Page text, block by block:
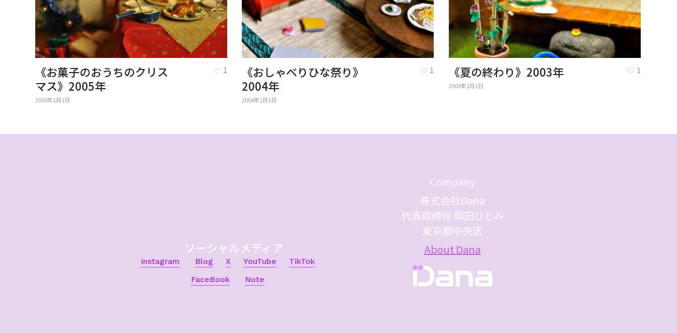
《お菓子のおうちのクリス
マス》2005年
2005年1月1日
1
《おしゃべりひな祭り》
2004年
2004年1月1日
1 《夏の終わり》2003年
2003年1月1日
1
ソーシャルメディア
Instagram Blog X YouTube
TikTok
FaceBook
Note
Company
株式会社Dana
代表取締役 岡田ひとみ
東京都中央区
About Dana